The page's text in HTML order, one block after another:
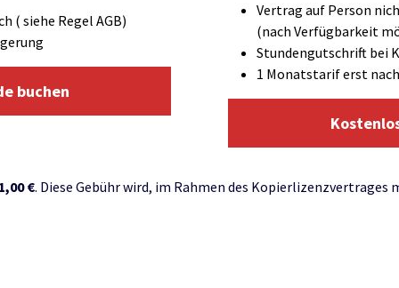
( siehe Regel AGB)
buchen
Vertrag auf Person
(nach Verfügbarkeit
Stundengutschrift bei
1 Monatstarif erst
€. Diese Gebühr wird, im Rahmen des